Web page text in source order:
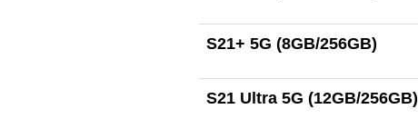
S21+ 5G (8GB/256GB)
S21 Ultra 5G (12GB/256GB)